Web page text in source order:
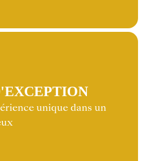
unique dans un